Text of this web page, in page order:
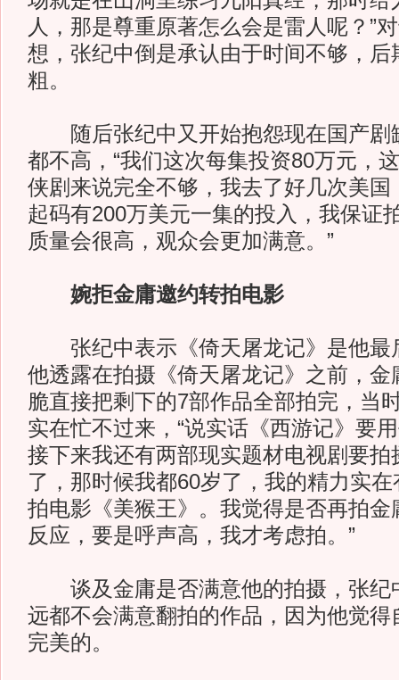
人，那是尊重原著怎么会是雷人呢？”
想，张纪中倒是承认由于时间不够，后
粗。
随后张纪中又开始抱怨现在国产剧
都不高，“我们这次每集投资80万元，
侠剧来说完全不够，我去了好几次美国
起码有200万美元一集的投入，我保证
质量会很高，观众会更加满意。”
婉拒金庸邀约转拍电影
张纪中表示《倚天屠龙记》是他最
他透露在拍摄《倚天屠龙记》之前，金
脆直接把剩下的7部作品全部拍完，当
实在忙不过来，“说实话《西游记》要
接下来我还有两部现实题材电视剧要拍
了，那时候我都60岁了，我的精力实
拍电影《美猴王》。我觉得是否再拍金
反应，要是呼声高，我才考虑拍。”
谈及金庸是否满意他的拍摄，张纪
远都不会满意翻拍的作品，因为他觉得
完美的。